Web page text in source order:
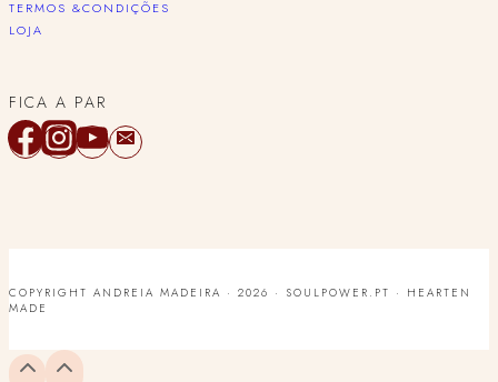
TERMOS &CONDIÇÕES
LOJA
FICA A PAR
COPYRIGHT ANDREIA MADEIRA · 2026 · SOULPOWER.PT · HEARTEN
MADE